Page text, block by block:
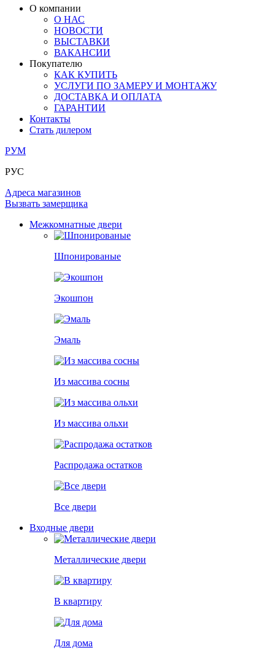
ИЗ МАССИВА ОЛЬХИ
РАСПРОДАЖА ОСТАТКОВ
ВСЕ ДВЕРИ
ПОД ОБОИ И ПОКРАСКУ
РАЗДВИЖНЫЕ ПЕРЕГОРОДКИ
КОМПЛЕКТУЮЩИЕ
ОГРАНИЧИТЕЛИ
ПЕТЛИ
РАЗДВИЖНАЯ СИСТЕМА
СТЕНОВЫЕ ПАНЕЛИ
О компании
О НАС
НОВОСТИ
ВЫСТАВКИ
ВАКАНСИИ
Покупателю
КАК КУПИТЬ
УСЛУГИ ПО ЗАМЕРУ И МОНТАЖУ
ДОСТАВКА И ОПЛАТА
ГАРАНТИИ
Контакты
Стать дилером
РУМ
РУС
Адреса магазинов
Вызвать замерщика
Межкомнатные двери
Шпонированые
Экошпон
Эмаль
Из массива сосны
Из массива ольхи
Распродажа остатков
Все двери
Входные двери
Металлические двери
В квартиру
Для дома